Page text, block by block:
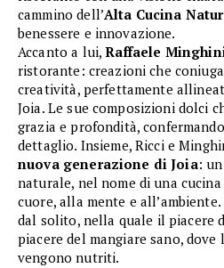
cammino dell’Alta Cucina
benessere e innovazione.
Accanto a lui,Raffaele
ristorante: creazioni che
creatività, perfettamente
Joia. Le sue composizioni dolci
grazia e profondità,
dettaglio. Insieme, Ricci e
nuova generazione di Joia:
naturale, nel nome di una
cuore, alla mente e
dal solito, nella quale il piacere
piacere del mangiare sano,
vengono nutriti.